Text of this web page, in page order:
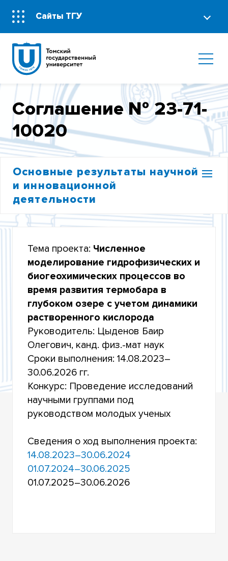
Сайты ТГУ
Соглашение № 23-71-
10020
Основные результаты научной
и инновационной
деятельности
УЧАСТИЕ В ФЦП «ИССЛЕДОВАНИЯ И
ТЕХНОЛОГИЧЕСКОГО КОМПЛЕКСА РОССИИ НА
УЧАСТИЕ В КОНКУРСАХ РОССИЙСКОГО
НАУЧНОГО ФОНДА
ТЕХНИЧЕСКОЙ ПРОГРАММЕ РАЗВИТИЯ
ГЕНЕТИЧЕСКИХ ТЕХНОЛОГИЙ НА 2019–2027
ГОДЫ
УЧАСТИЕ В КОНКУРСАХ МИНОБРНАУКИ
РОССИИ НА ПРОВЕДЕНИЕ ИССЛЕДОВАНИЙ В
РАМКАХ МЕЖДУНАРОДНОГО
МНОГОСТОРОННЕГО И ДВУСТОРОННЕГО
СОТРУДНИЧЕСТВА
ИТОГИ НАУЧНОЙ ДЕЯТЕЛЬНОСТИ
Тема проекта: Численное
моделирование гидрофизических и
биогеохимических процессов во
время развития термобара в
глубоком озере с учетом динамики
растворенного кислорода
Руководитель: Цыденов Баир
Олегович, канд. физ.-мат наук
Сроки выполнения: 14.08.2023–
30.06.2026 гг.
Конкурс: Проведение исследований
научными группами под
руководством молодых ученых
Сведения о ход выполнения проекта:
14.08.2023–30.06.2024
01.07.2024–30.06.2025
01.07.2025–30.06.2026